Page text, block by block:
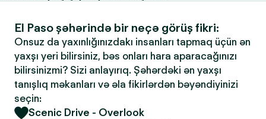
El Paso şəhərində bir neçə görüş fikri:
Onsuz da yaxınlığınızdakı insanları tapmaq üçün ən
yaxşı yeri bilirsiniz, bəs onları hara aparacağınızı
bilirsinizmi? Sizi anlayırıq. Şəhərdəki ən yaxşı
tanışlıq məkanları və əla fikirlərdən bəyəndiyinizi
seçin:
Scenic Drive - Overlook